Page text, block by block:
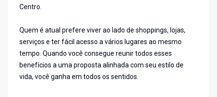
Centro.
Quem é atual prefere viver ao lado de shoppings, lojas,
serviços e ter fácil acesso a vários lugares ao mesmo
tempo. Quando você consegue reunir todos esses
benefícios a uma proposta alinhada com seu estilo de
vida, você ganha em todos os sentidos.